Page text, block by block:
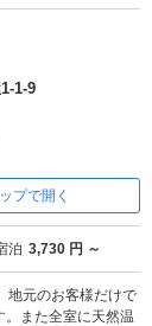
ち4
1-9
プで開く
泊 3,730 円 ～
地元のお客様だけで
また全室に天然温